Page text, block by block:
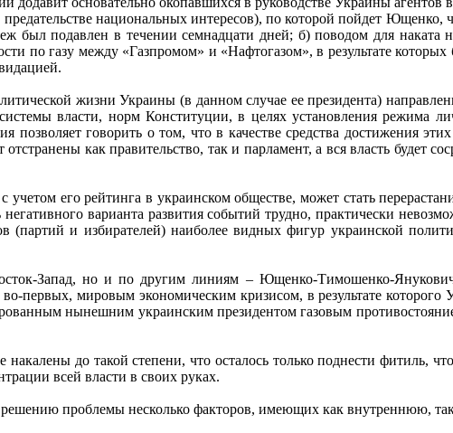
национальных интересов), по которой пойдет Ющенко,
был подавлен в течении семнадцати дней; б) поводом для наката
по газу между «Газпромом» и «Нафтогазом», в результате которых
жизни Украины (в данном случае ее президента)
власти, норм Конституции, в целях установления режима
говорить о том, что в качестве средства достижения
как правительство, так и парламент, а вся власть будет
его рейтинга в украинском обществе, может стать
варианта развития событий трудно, практически
(партий и избирателей) наиболее видных фигур украинской
Запад, но и по другим линиям – Ющенко-Тимошенко-
первых, мировым экономическим кризисом, в результате которого
нынешним украинским президентом газовым
до такой степени, что осталось только поднести фитиль,
всей власти в своих руках.
проблемы несколько факторов, имеющих как внутреннюю,